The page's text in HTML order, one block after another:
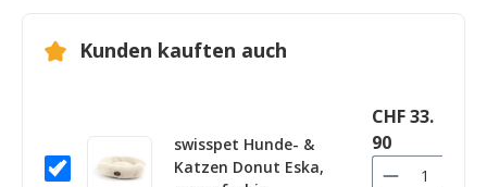
Kunden kauften auch
swisspet Hunde- &
Katzen Donut Eska,
CHF 33.
90